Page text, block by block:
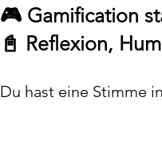
🎮 Gamification
📓 Reflexion,
Du hast eine Stimme